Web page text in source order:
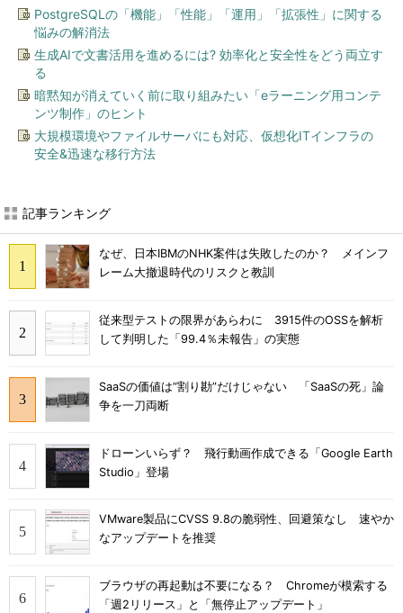
PostgreSQLの「機能」「性能」「運用」「拡張性」に関する
悩みの解消法
生成AIで文書活用を進めるには? 効率化と安全性をどう両立す
る
暗黙知が消えていく前に取り組みたい「eラーニング用コンテ
ンツ制作」のヒント
大規模環境やファイルサーバにも対応、仮想化ITインフラの
安全&迅速な移行方法
記事ランキング
なぜ、日本IBMのNHK案件は失敗したのか？ メインフ
レーム大撤退時代のリスクと教訓
従来型テストの限界があらわに 3915件のOSSを解析
して判明した「99.4％未報告」の実態
SaaSの価値は“割り勘”だけじゃない 「SaaSの死」論
争を一刀両断
ドローンいらず？ 飛行動画作成できる「Google Earth
Studio」登場
VMware製品にCVSS 9.8の脆弱性、回避策なし 速やか
なアップデートを推奨
ブラウザの再起動は不要になる？ Chromeが模索する
「週2リリース」と「無停止アップデート」